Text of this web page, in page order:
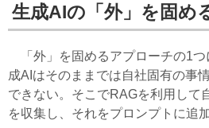
生成AIの「外」を固め
「外」を固めるアプローチの1つ
成AIはそのままでは自社固有の事
できない。そこでRAGを利用して
を収集し、それをプロンプトに追加